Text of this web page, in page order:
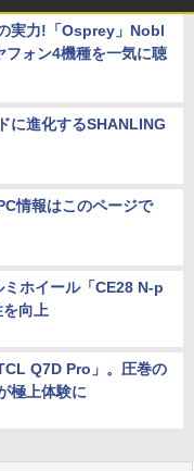
実力!「Osprey」Nobl
ォン4機種を一気に聴
に進化するSHANLING
情報はこのページで
ホイール「CE28 N-p
向上
Q7D Pro」。圧巻の
極上体験に